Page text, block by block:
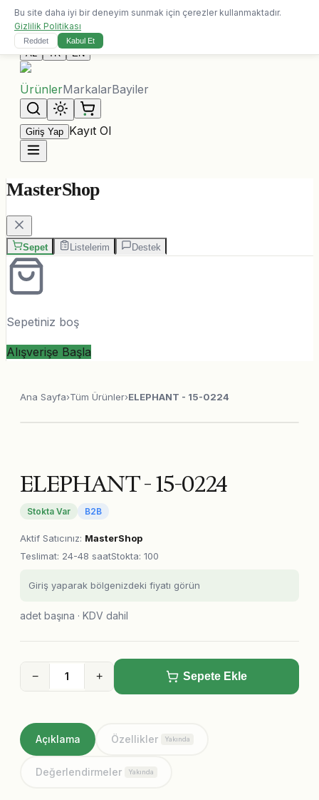
10.000 ALL üzeri siparişlerde ücretsiz kargo
Bize Ulaşın
AL TR EN
ÜrünlerMarkalarBayiler
Giriş Yap Kayıt Ol
MasterShop
Sepet Listelerim Destek
Sepetiniz boş
Alışverişe Başla
Ana Sayfa›Tüm Ürünler›ELEPHANT - 15-0224
ELEPHANT - 15-0224
Stokta Var B2B
Aktif Satıcınız: MasterShop
Teslimat: 24-48 saatStokta: 100
Giriş yaparak bölgenizdeki fiyatı görün
adet başına · KDV dahil
− + Sepete Ekle
Açıklama Özellikler Yakında
Değerlendirmeler Yakında
Bu site daha iyi bir deneyim sunmak için çerezler kullanmaktadır.
Gizlilik Politikası
Reddet Kabul Et